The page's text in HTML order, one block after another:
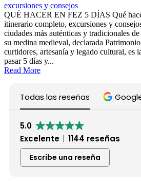
excursiones y consejos
QUÉ HACER EN FEZ 5 DÍAS Qué
itinerario completo, excursiones y
ciudades más auténticas y tradicionales
su medina medieval, declarada
curtidores, artesanía y legado cultural, es
pasar 5 días y...
Read More
Todas las reseñas
5.0
Excelente
1144 reseñas
Escribe una reseña